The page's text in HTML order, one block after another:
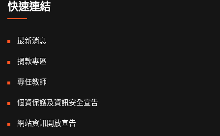
快速連結
最新消息
捐款專區
專任教師
個資保護及資訊安全宣告
網站資訊開放宣告